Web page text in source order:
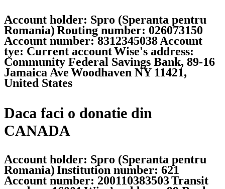
Account holder: Spro (Speranta pentru
Romania)Routing number: 026073150
Account number: 8312345038Account
tye: Current accountWise's address:
Community Federal Savings Bank, 89-16
Jamaica AveWoodhaven NY 11421,
United States
Daca faci o donatie din
CANADA
Account holder: Spro (Speranta pentru
Romania)Institution number: 621
Account number: 200110383503Transit